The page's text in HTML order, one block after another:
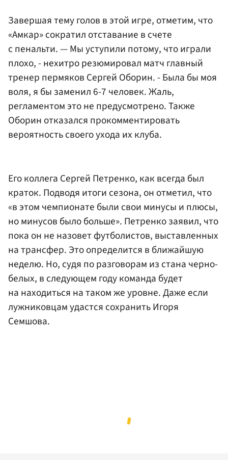
Завершая тему голов в этой игре, отметим, что
«Амкар» сократил отставание в счете
с пенальти. — Мы уступили потому, что играли
плохо, - нехитро резюмировал матч главный
тренер пермяков Сергей Оборин. - Была бы моя
воля, я бы заменил 6-7 человек. Жаль,
регламентом это не предусмотрено. Также
Оборин отказался прокомментировать
вероятность своего ухода их клуба.
Его коллега Сергей Петренко, как всегда был
краток. Подводя итоги сезона, он отметил, что
«в этом чемпионате были свои минусы и плюсы,
но минусов было больше». Петренко заявил, что
пока он не назовет футболистов, выставленных
на трансфер. Это определится в ближайшую
неделю. Но, судя по разговорам из стана черно-
белых, в следующем году команда будет
на находиться на таком же уровне. Даже если
лужниковцам удастся сохранить Игоря
Семшова.